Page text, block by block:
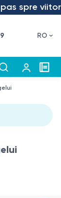
spre viitor –
RO